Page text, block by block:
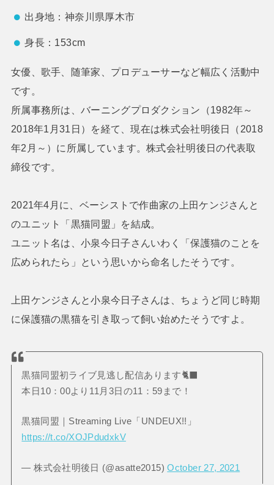
出身地：神奈川県厚木市
身長：153cm
女優、歌手、随筆家、プロデューサーなど幅広く活動中
です。
所属事務所は、バーニングプロダクション（1982年～
2018年1月31日）を経て、現在は株式会社明後日（2018
年2月～）に所属しています。株式会社明後日の代表取
締役です。
2021年4月に、ベーシストで作曲家の上田ケンジさんと
のユニット「黒猫同盟」を結成。
ユニット名は、小泉今日子さんいわく「保護猫のことを
広められたら」という思いから命名したそうです。
上田ケンジさんと小泉今日子さんは、ちょうど同じ時期
に保護猫の黒猫を引き取って飼い始めたそうですよ。
黒猫同盟初ライブ見逃し配信あります🐈‍⬛
本日10：00より11月3日の11：59まで！
黒猫同盟｜Streaming Live「UNDEUX!!」
https://t.co/XOJPdudxkV
— 株式会社明後日 (@asatte2015)October 27, 2021